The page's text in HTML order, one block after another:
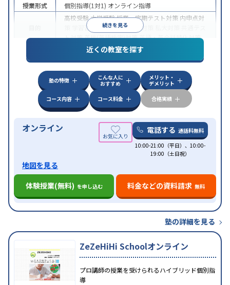
続きを見る
授業形式
個別指導(1対1) オンライン指導
高校受験大学受験授業・定期テスト対策 内申点対
学習習慣の定着国公立大対策
ト対策英検(英語検定)対策英語・英会話特化対策
特徴
中高一貫校生に対応授業の振替可能
学習にPC・タブレットを利用オンライン対応1
科目から受講可能
近くの教室を探す
塾の特徴
こんな人に
おすすめ
メリット・
デメリット
コース内容
コース料金 合格実績
オンライン 電話する 通話料無料
10:00-21:00（平日）、10:00-
19:00（土日祝）
地図を見る
体験授業(無料) を申し込む 料金などの資料請求 無料
塾の詳細を見る
ZeZeHiHi Schoolオンライン
プロ講師の授業を受けられるハイブリッド個別指
導